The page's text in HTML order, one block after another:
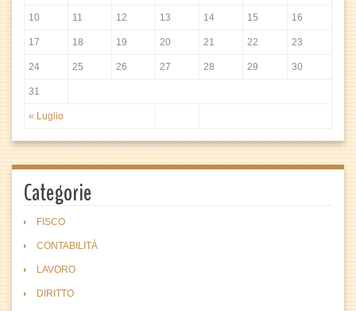
« Luglio
10 11 12 13 14 15 16
17 18 19 20 21 22 23
24 25 26 27 28 29 30
31
Categorie
FISCO
CONTABILITÀ
LAVORO
DIRITTO